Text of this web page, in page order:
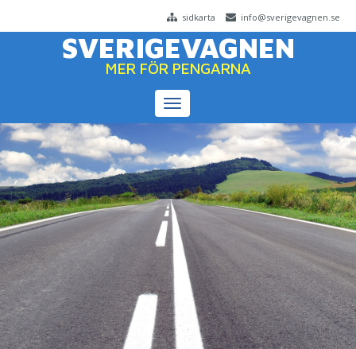
sidkarta info@sverigevagnen.se
SVERIGEVAGNEN
MER FÖR PENGARNA
Toggle
navigation